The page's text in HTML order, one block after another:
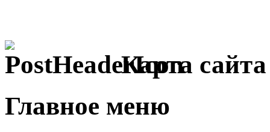
Карта сайта
Главное меню